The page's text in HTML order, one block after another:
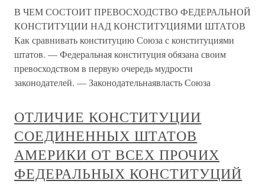
В ЧЕМ СОСТОИТ ПРЕВОСХОДСТВО ФЕДЕРАЛЬНОЙ
КОНСТИТУЦИИ НАД КОНСТИТУЦИЯМИ ШТАТОВ
Как сравнивать конституцию Союза с конституциями
штатов. — Федеральная конституция обязана своим
превосходством в первую очередь мудрости
законодателей. — Законодательнаявласть Союза
ОТЛИЧИЕ КОНСТИТУЦИИ
СОЕДИНЕННЫХ ШТАТОВ
АМЕРИКИ ОТ ВСЕХ ПРОЧИХ
ФЕДЕРАЛЬНЫХ КОНСТИТУЦИЙ